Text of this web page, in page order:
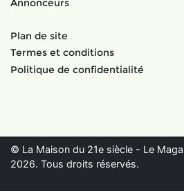
Annonceurs
Plan de site
Termes et conditions
Politique de confidentialité
© La Maison du 21e siècle - Le
2026. Tous droits réservés.